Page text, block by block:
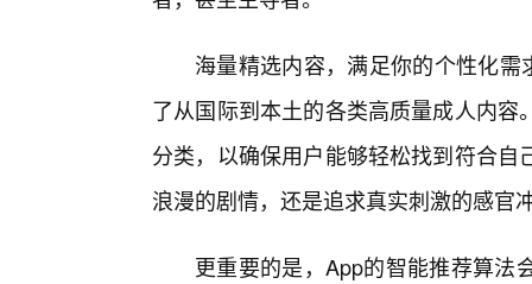
海量精选内容，满足你的个性化
了从国际到本土的各类高质量成人内
分类，以确保用户能够轻松找到符合
浪漫的剧情，还是追求真实刺激的感官
更重要的是，App的智能推荐算法